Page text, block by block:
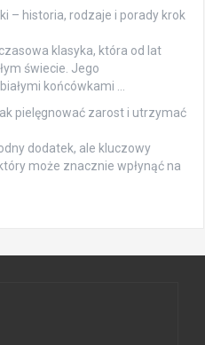
– historia, rodzaje i porady krok
klasyka, która od lat
świecie. Jego
końcówkami …
pielęgnować zarost i utrzymać
dodatek, ale kluczowy
może znacznie wpłynąć na